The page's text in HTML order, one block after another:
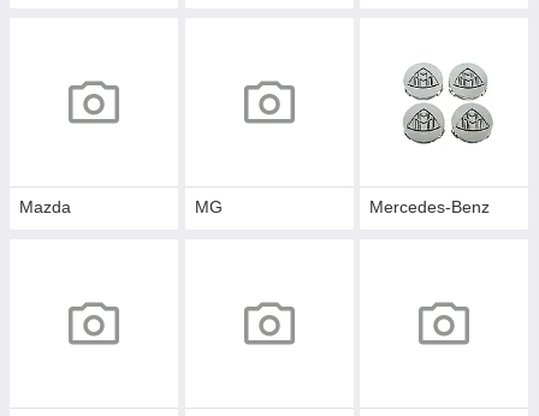
Mazda MG Mercedes-Benz